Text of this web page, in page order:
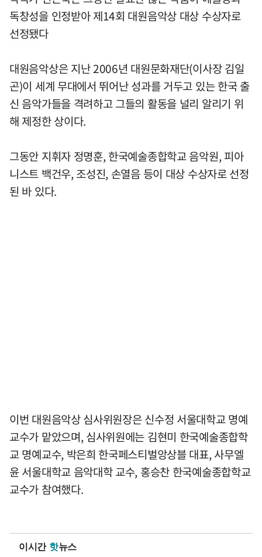
독창성을 인정받아 제14회 대원음악상 대상 수상자로
선정됐다
대원음악상은 지난 2006년 대원문화재단(이사장 김일
곤)이 세계 무대에서 뛰어난 성과를 거두고 있는 한국 출
신 음악가들을 격려하고 그들의 활동을 널리 알리기 위
해 제정한 상이다.
그동안 지휘자 정명훈, 한국예술종합학교 음악원, 피아
니스트 백건우, 조성진, 손열음 등이 대상 수상자로 선정
된 바 있다.
이번 대원음악상 심사위원장은 신수정 서울대학교 명예
교수가 맡았으며, 심사위원에는 김현미 한국예술종합학
교 명예교수, 박은희 한국페스티벌앙상블 대표, 사무엘
윤 서울대학교 음악대학 교수, 홍승찬 한국예술종합학교
교수가 참여했다.
이시간 핫뉴스